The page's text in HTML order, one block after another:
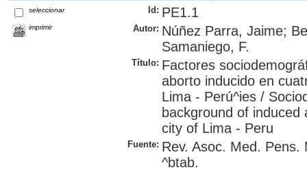
seleccionar
imprimir
Id: PE1.1
Autor: Núñez Parra, Jaime;
Samaniego, F.
Título: Factores
aborto inducido en
Lima - Perú^ies /
background of
city of Lima - Peru
Fuente: Rev. Asoc. Med. Pens.
^btab.